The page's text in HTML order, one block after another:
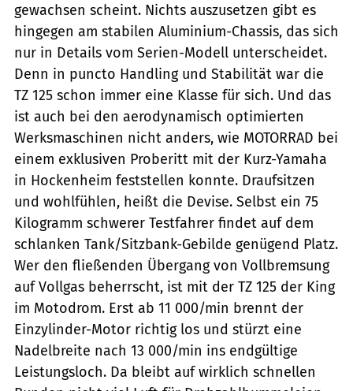
gewachsen scheint. Nichts auszusetzen gibt es
hingegen am stabilen Aluminium-Chassis, das sich
nur in Details vom Serien-Modell unterscheidet.
Denn in puncto Handling und Stabilität war die
TZ 125 schon immer eine Klasse für sich. Und das
ist auch bei den aerodynamisch optimierten
Werksmaschinen nicht anders, wie MOTORRAD bei
einem exklusiven Proberitt mit der Kurz-Yamaha
in Hockenheim feststellen konnte. Draufsitzen
und wohlfühlen, heißt die Devise. Selbst ein 75
Kilogramm schwerer Testfahrer findet auf dem
schlanken Tank/Sitzbank-Gebilde genügend Platz.
Wer den fließenden Übergang von Vollbremsung
auf Vollgas beherrscht, ist mit der TZ 125 der King
im Motodrom. Erst ab 11 000/min brennt der
Einzylinder-Motor richtig los und stürzt eine
Nadelbreite nach 13 000/min ins endgültige
Leistungsloch. Da bleibt auf wirklich schnellen